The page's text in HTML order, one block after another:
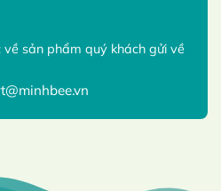
về sản phẩm quý khách gửi về